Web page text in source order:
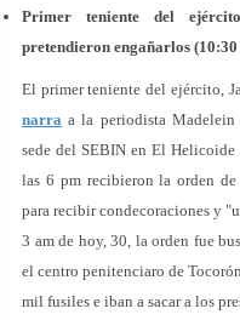
Primer teniente del
pretendieron engañarlos
El primer teniente del ejército,
narra a la periodista Madelein
sede del SEBIN en El
las 6 pm recibieron la orden
para recibir condecoraciones y
3 am de hoy, 30, la orden fue
el centro penitenciaro de
mil fusiles e iban a sacar a los